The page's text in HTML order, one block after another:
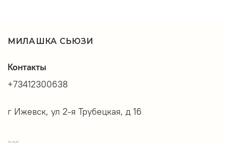
МИЛАШКА СЬЮЗИ
Контакты
+73412300638
г Ижевск, ул 2-я Трубецкая, д 16